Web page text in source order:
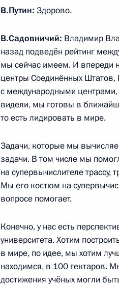
Об исполнении поручения
19 февраля 2015 года, 17:30
Встреча с ректором
26 января 2015 года, 17:00
Посещение Горного
15 января 2015 года, 16:30
Внесены изменения в
В.Путин: Здорово.
В.Садовничий: Владимир
назад подведён рейтинг
мы сейчас имеем. И впереди
центры Соединённых Штатов,
с международными центрами,
видели, мы готовы в
то есть лидировать в мире.
Задачи, которые мы
задачи. В том числе мы
на супервычислителе
Мы его костюм на
вопросе помогает.
Конечно, у нас есть
университета. Хотим
в мире, по идее, мы хотим
находимся, в 100 гектаров.
достижения учёных могли